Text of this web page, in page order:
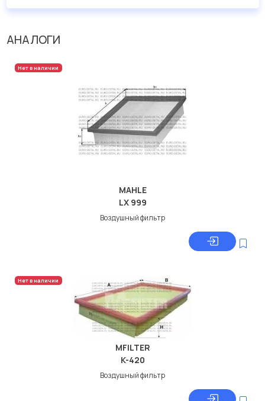
АНАЛОГИ
Нет в наличии
MAHLE
LX 999
Воздушный фильтр
Нет в наличии
MFILTER
K-420
Воздушный фильтр